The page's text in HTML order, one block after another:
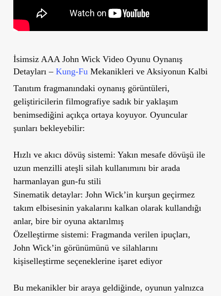
İsimsiz AAA John Wick Video Oyunu Oynanış
Detayları – Kung-FuMekanikleri ve Aksiyonun Kalbi
Tanıtım fragmanındaki oynanış görüntüleri,
geliştiricilerin filmografiye sadık bir yaklaşım
benimsediğini açıkça ortaya koyuyor. Oyuncular
şunları bekleyebilir:
Hızlı ve akıcı dövüş sistemi: Yakın mesafe dövüşü ile
uzun menzilli ateşli silah kullanımını bir arada
harmanlayan gun-fu stili
Sinematik detaylar: John Wick’in kurşun geçirmez
takım elbisesinin yakalarını kalkan olarak kullandığı
anlar, bire bir oyuna aktarılmış
Özelleştirme sistemi: Fragmanda verilen ipuçları,
John Wick’in görünümünü ve silahlarını
kişiselleştirme seçeneklerine işaret ediyor
Bu mekanikler bir araya geldiğinde, oyunun yalnızca